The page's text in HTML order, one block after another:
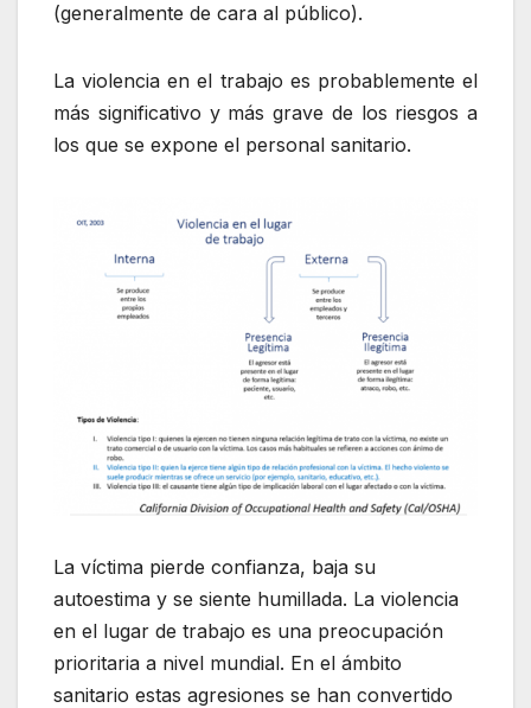
(generalmente de cara al público).
La violencia en el trabajo es probablemente el
más significativo y más grave de los riesgos a
los que se expone el personal sanitario.
La víctima pierde confianza, baja su
autoestima y se siente humillada. La violencia
en el lugar de trabajo es una preocupación
prioritaria a nivel mundial. En el ámbito
sanitario estas agresiones se han convertido